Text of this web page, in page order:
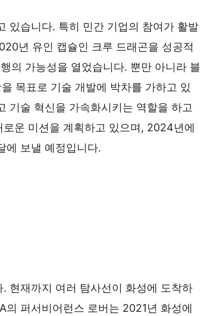
있습니다. 특히 민간 기업의 참여가 활발
년 유인 캡슐인 크루 드래곤을 성공적
의 가능성을 열었습니다. 뿐만 아니라 블
목표로 기술 개발에 박차를 가하고 있
기술 혁신을 가속화시키는 역할을 하고
운 미션을 계획하고 있으며, 2024년에
에 보낼 예정입니다.
현재까지 여러 탐사선이 화성에 도착하
퍼서비어런스 로버는 2021년 화성에